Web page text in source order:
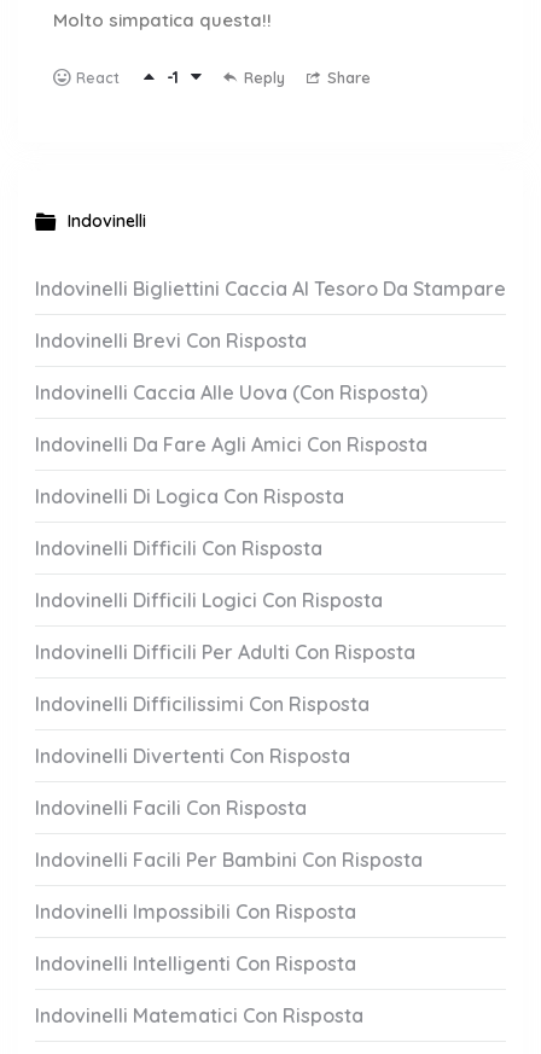
Molto simpatica questa!!
React -1 Reply Share
Indovinelli
Indovinelli Bigliettini Caccia Al Tesoro Da Stampare
Indovinelli Brevi Con Risposta
Indovinelli Caccia Alle Uova (Con Risposta)
Indovinelli Da Fare Agli Amici Con Risposta
Indovinelli Di Logica Con Risposta
Indovinelli Difficili Con Risposta
Indovinelli Difficili Logici Con Risposta
Indovinelli Difficili Per Adulti Con Risposta
Indovinelli Difficilissimi Con Risposta
Indovinelli Divertenti Con Risposta
Indovinelli Facili Con Risposta
Indovinelli Facili Per Bambini Con Risposta
Indovinelli Impossibili Con Risposta
Indovinelli Intelligenti Con Risposta
Indovinelli Matematici Con Risposta